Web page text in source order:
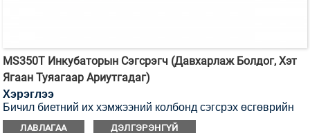
MS350T Инкубаторын Сэгсрэгч (Давхарлаж Болдог, Хэт
Ягаан Туяагаар Ариутгадаг)
Хэрэглээ
Бичил биетний их хэмжээний колбонд сэгсрэх өсгөврийн
хувьд энэ нь хэт ягаан туяагаар ариутгах боломжтой
ЛАВЛАГАА ДЭЛГЭРЭНГҮЙ